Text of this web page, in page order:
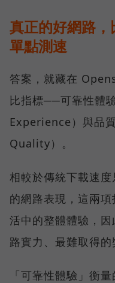
真正的好網路
單點測速
答案，就藏在
比指標──可靠性體
Experience）與品
Quality）。
相較於傳統下載速
的網路表現，這兩
活中的整體體驗，
路實力、最難取得的
「可靠性體驗」衡